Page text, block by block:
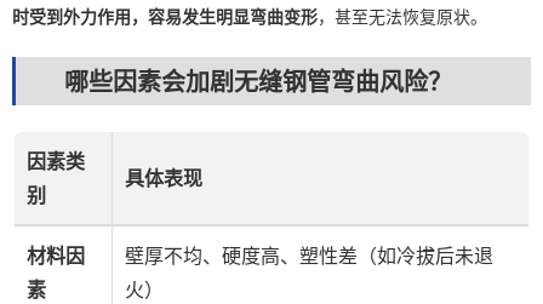
时受到外力作用，容易发生明显弯曲变形，甚至无法恢复原状。
哪些因素会加剧无缝钢管弯曲风险？
因素类
别
具体表现
材料因
素
壁厚不均、硬度高、塑性差（如冷拔后未退
火）